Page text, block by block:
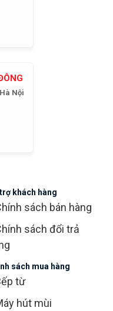
Nội
trợ khách hàng
sách bán hàng
sách đổi trả
sách mua hàng
từ
hút mùi